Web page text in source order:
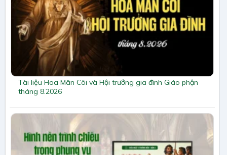
Tài liệu Hoa Mân Côi và Hội trưởng gia đình Giáo phận
tháng 8.2026